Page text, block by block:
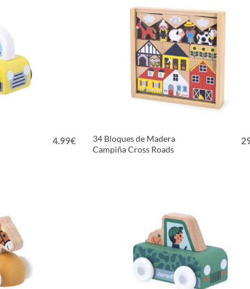
4.99€
34 Bloques de Madera
Campiña Cross Roads